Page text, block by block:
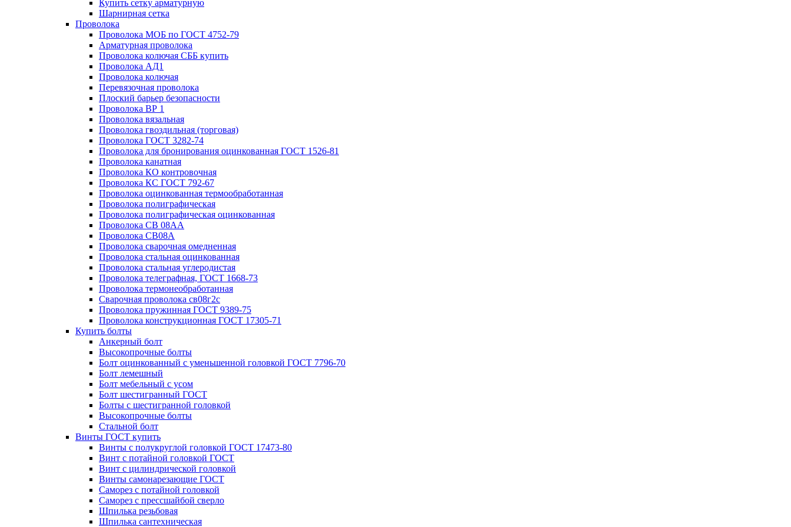
Купить сетку арматурную
Шарнирная сетка
Проволока
Проволока МОБ по ГОСТ 4752-79
Арматурная проволока
Проволока колючая СББ купить
Проволока АД1
Проволока колючая
Перевязочная проволока
Плоский барьер безопасности
Проволока ВР 1
Проволока вязальная
Проволока гвоздильная (торговая)
Проволока ГОСТ 3282-74
Проволока для бронирования оцинкованная ГОСТ 1526-81
Проволока канатная
Проволока КО контровочная
Проволока КС ГОСТ 792-67
Проволока оцинкованная термообработанная
Проволока полиграфическая
Проволока полиграфическая оцинкованная
Проволока СВ 08АА
Проволока СВ08А
Проволока сварочная омедненная
Проволока стальная оцинкованная
Проволока стальная углеродистая
Проволока телеграфная, ГОСТ 1668-73
Проволока термонеобработанная
Сварочная проволока св08г2с
Проволока пружинная ГОСТ 9389-75
Проволока конструкционная ГОСТ 17305-71
Купить болты
Анкерный болт
Высокопрочные болты
Болт оцинкованный с уменьшенной головкой ГОСТ 7796-70
Болт лемешный
Болт мебельный с усом
Болт шестигранный ГОСТ
Болты с шестигранной головкой
Высокопрочные болты
Стальной болт
Винты ГОСТ купить
Винты с полукруглой головкой ГОСТ 17473-80
Винт с потайной головкой ГОСТ
Винт с цилиндрической головкой
Винты самонарезающие ГОСТ
Саморез с потайной головкой
Саморез с прессшайбой сверло
Шпилька резьбовая
Шпилька сантехническая